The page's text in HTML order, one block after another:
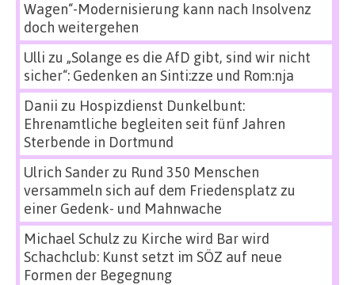
Wagen“-Modernisierung kann nach Insolvenz
doch weitergehen
Ulli zu „Solange es die AfD gibt, sind wir nicht
sicher“: Gedenken an Sinti:zze und Rom:nja
Danii zu Hospizdienst Dunkelbunt:
Ehrenamtliche begleiten seit fünf Jahren
Sterbende in Dortmund
Ulrich Sanderzu Rund 350 Menschen
versammeln sich auf dem Friedensplatz zu
einer Gedenk- und Mahnwache
Michael Schulz zu Kirche wird Bar wird
Schachclub: Kunst setzt im SÖZ auf neue
Formen der Begegnung